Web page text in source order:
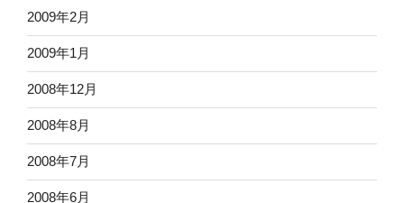
2009年2月
2009年1月
2008年12月
2008年8月
2008年7月
2008年6月